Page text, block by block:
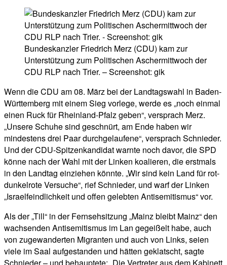
Bundeskanzler Friedrich Merz (CDU) kam zur
Unterstützung zum Politischen Aschermittwoch der
CDU RLP nach Trier. – Screenshot: gik
Wenn die CDU am 08. März bei der Landtagswahl in Baden-
Württemberg mit einem Sieg vorlege, werde es „noch einmal
einen Ruck für Rheinland-Pfalz geben“, versprach Merz.
„Unsere Schuhe sind geschnürt, am Ende haben wir
mindestens drei Paar durchgelaufene“, versprach Schnieder.
Und der CDU-Spitzenkandidat warnte noch davor, die SPD
könne nach der Wahl mit der Linken koalieren, die erstmals
in den Landtag einziehen könnte. „Wir sind kein Land für rot-
dunkelrote Versuche“, rief Schnieder, und warf der Linken
„Israelfeindlichkeit und offen gelebten Antisemitismus“ vor.
Als der „Till“ in der Fernsehsitzung „Mainz bleibt Mainz“ den
wachsenden Antisemitismus im Lan gegeißelt habe, auch
von zugewanderten Migranten und auch von Links, seien
viele im Saal aufgestanden und hätten geklatscht, sagte
Schnieder – und behauptete: „Die Vertreter aus dem Kabinett